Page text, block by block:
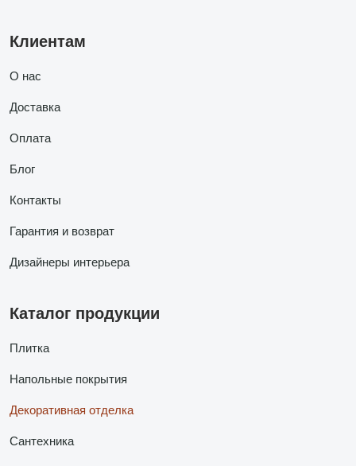
Клиентам
О нас
Доставка
Оплата
Блог
Контакты
Гарантия и возврат
Дизайнеры интерьера
Каталог продукции
Плитка
Напольные покрытия
Декоративная отделка
Сантехника